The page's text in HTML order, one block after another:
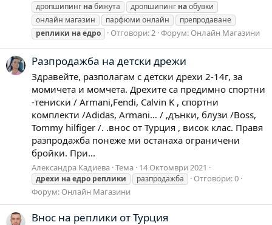
дропшипинг набижута дропшипинг наобувки
онлайн магазин
парфюми онлайн
препродаване
реплики наедро Отговори: 2 Форум: Онлайн Магазини
Разпродажба на детски дрежи
Здравейте, разполагам с детски дрехи 2-14г, за
момичета и момчета. Дрехите са предимно спортни
-тениски / Armani,Fendi, Calvin K , спортни
комплекти /Adidas, Armani… / ,дънки, блузи /Boss,
Tommy hilfiger /. .внос от Турция , висок клас. Правя
разпродажба понеже ми останаха ограничени
бройки. При...
Александра Кадиева Тема 14 Октомври 2021
дрехи наедро реплики разпродажба
Отговори: 0
Форум: Онлайн Магазини
Внос на реплики от Турция